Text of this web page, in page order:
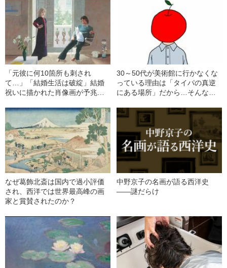
「元彼に何10箇所も刺され
て…」「結婚生活は破綻」結婚
祝いに描かれた肖像画が予兆す
30～50代が美術館に行かなくな
っている理由は「タイパの真逆
にある場所」だから…そんな現
楽しみ方”
なぜ葛飾北斎は国内で過小評価
され、西洋では世界最高峰の画
家と賞賛されたのか？
中野京子の名画が語る西洋史
――謎だらけ